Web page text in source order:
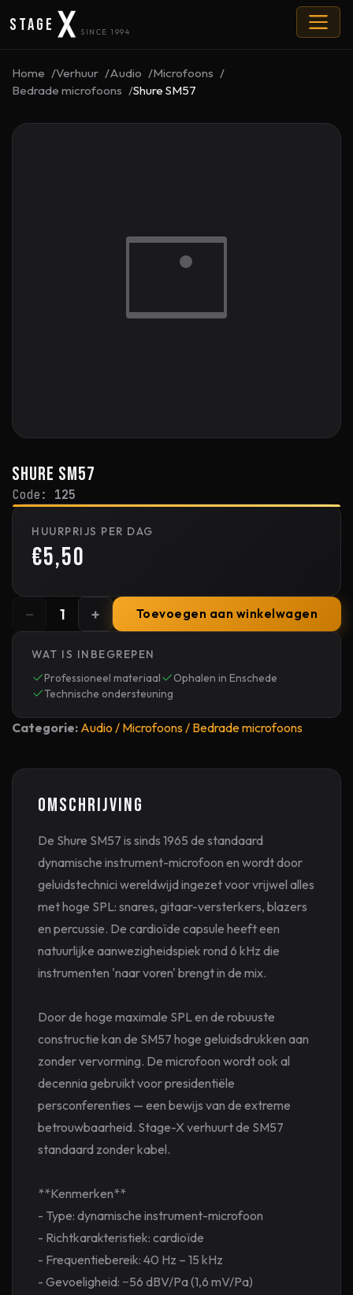
Stage SINCE 1994
Home Verhuur Audio
Microfoons
Bedrade microfoons
Shure SM57
Shure SM57
Code: 125
HUURPRIJS PER DAG
€5,50
− 1 + Toevoegen aan winkelwagen
WAT IS INBEGREPEN
Professioneel materiaal
Ophalen in Enschede
Technische ondersteuning
Categorie: Audio / Microfoons / Bedrade microfoons
Omschrijving
De Shure SM57 is sinds 1965 de standaard
dynamische instrument-microfoon en wordt door
geluidstechnici wereldwijd ingezet voor vrijwel alles
met hoge SPL: snares, gitaar-versterkers, blazers
en percussie. De cardioïde capsule heeft een
natuurlijke aanwezigheidspiek rond 6 kHz die
instrumenten 'naar voren' brengt in de mix.
Door de hoge maximale SPL en de robuuste
constructie kan de SM57 hoge geluidsdrukken aan
zonder vervorming. De microfoon wordt ook al
decennia gebruikt voor presidentiële
persconferenties — een bewijs van de extreme
betrouwbaarheid. Stage-X verhuurt de SM57
standaard zonder kabel.
**Kenmerken**
- Type: dynamische instrument-microfoon
- Richtkarakteristiek: cardioïde
- Frequentiebereik: 40 Hz – 15 kHz
- Gevoeligheid: −56 dBV/Pa (1,6 mV/Pa)